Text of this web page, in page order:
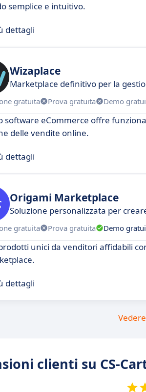
semplice e intuitivo.
dettagli
Wizaplace
Marketplace definitivo per la
gratuita Prova gratuita Demo
software eCommerce offre
delle vendite online.
dettagli
Origami Marketplace
Soluzione personalizzata per
gratuita Prova gratuita Demo
unici da venditori affidabili
dettagli
clienti su CS-